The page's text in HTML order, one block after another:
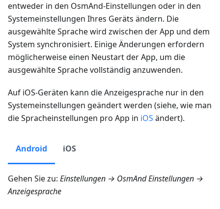
entweder in den OsmAnd-Einstellungen oder in den
Systemeinstellungen Ihres Geräts ändern. Die
ausgewählte Sprache wird zwischen der App und dem
System synchronisiert. Einige Änderungen erfordern
möglicherweise einen Neustart der App, um die
ausgewählte Sprache vollständig anzuwenden.
Auf iOS-Geräten kann die Anzeigesprache nur in den
Systemeinstellungen geändert werden (siehe, wie man
die Spracheinstellungen pro App in iOS ändert).
Android iOS
Gehen Sie zu: Einstellungen → OsmAnd Einstellungen →
Anzeigesprache